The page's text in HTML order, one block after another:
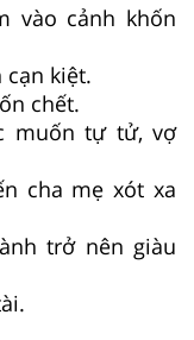
vào cảnh khốn
cạn kiệt.
chết.
muốn tự tử, vợ
cha mẹ xót xa
trở nên giàu